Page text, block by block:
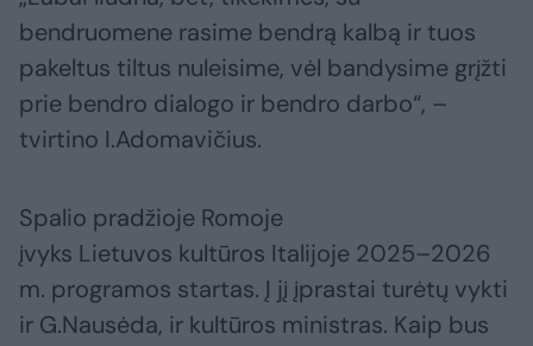
bendruomene rasime bendrą kalbą ir tuos
pakeltus tiltus nuleisime, vėl bandysime grįžti
prie bendro dialogo ir bendro darbo“, –
tvirtino I.Adomavičius.
Spalio pradžioje Romoje
įvyks Lietuvos kultūros Italijoje 2025–2026
m. programos startas. Į jį įprastai turėtų vykti
ir G.Nausėda, ir kultūros ministras. Kaip bus